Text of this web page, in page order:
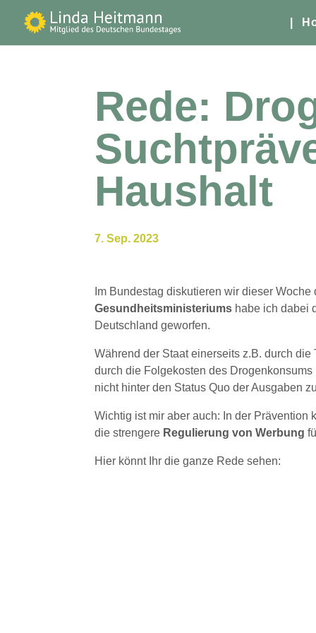
|
Rede:
Haushalt
7. Sep. 2023
Im Bundestag diskutieren wir dieser Woche
Gesundheitsministeriums habe ich dabei
Deutschland geworfen.
Während der Staat einerseits z.B. durch
durch die Folgekosten des
nicht hinter den Status Quo der Ausgaben
Wichtig ist mir aber auch: In der
die strengere Regulierung von Werbung
Hier könnt Ihr die ganze Rede sehen: